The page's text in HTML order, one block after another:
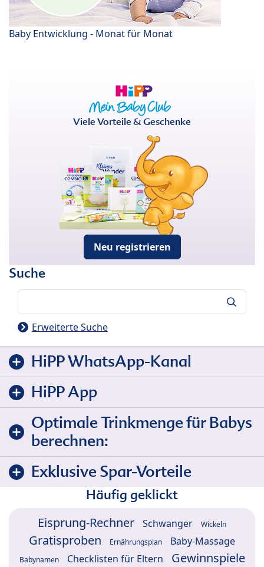
Baby Entwicklung - Monat für Monat
Viele Vorteile & Geschenke
Neu registrieren
Suche
Erweiterte Suche
HiPP WhatsApp-Kanal
HiPP App
Optimale Trinkmenge für Babys
berechnen:
Exklusive Spar-Vorteile
Häufig geklickt
Eisprung-Rechner Schwanger Wickeln
Gratisproben Ernährungsplan Baby-Massage
Babynamen Checklisten für Eltern
Gewinnspiele